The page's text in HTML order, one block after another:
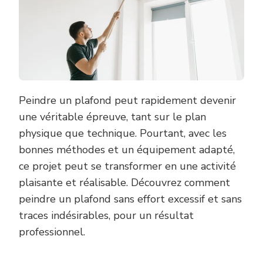
Peindre un plafond peut rapidement devenir
une véritable épreuve, tant sur le plan
physique que technique. Pourtant, avec les
bonnes méthodes et un équipement adapté,
ce projet peut se transformer en une activité
plaisante et réalisable. Découvrez comment
peindre un plafond sans effort excessif et sans
traces indésirables, pour un résultat
professionnel.